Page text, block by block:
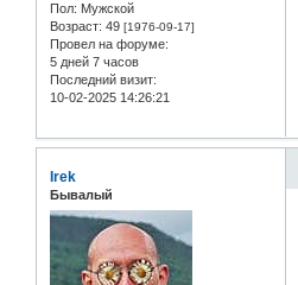
Пол: Мужской
Возраст: 49 [1976-09-17]
Провел на форуме:
5 дней 7 часов
Последний визит:
10-02-2025 14:26:21
Irek
Бывалый